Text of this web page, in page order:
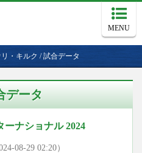
MENU
・キルク /試合データ
データ
ナショナル 2024
08-29 02:20）